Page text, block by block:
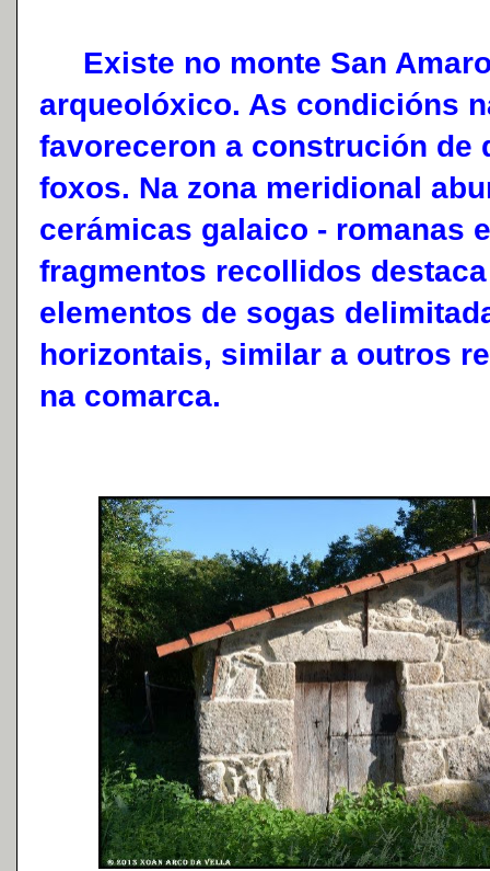
Existe no monte San
arqueolóxico. As condicións
favoreceron a construción de
foxos. Na zona meridional
cerámicas galaico - romanas
fragmentos recollidos
elementos de sogas
horizontais, similar a outros
na comarca.